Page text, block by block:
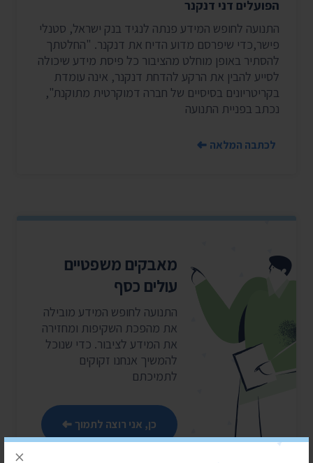
×
הפועלים דני דנקנר
התנועה לחופש המידע פנתה לנגיד בנק ישראל, סטנלי
פישר,כדי שיפרסם מדוע הדיח את דנקנר. "החלטתך
להסתיר באופן מוחלט מהציבור כל פיסת מידע שיכולה
לסייע להבין את הרקע להדחת דנקנר, אינה עומדת
בקריטריונים בסיסיים של חברה דמוקרטית מתוקנת",
נכתב בפניית התנועה
לכתבה המלאה
מאבקים משפטיים
עולים כסף
התנועה לחופש המידע מובילה
את מהפכת השקיפות ומחזירה
את המידע לציבור. כדי שנוכל
להמשיך אנחנו זקוקים
לתמיכתם
כן, אני רוצה לתמוך